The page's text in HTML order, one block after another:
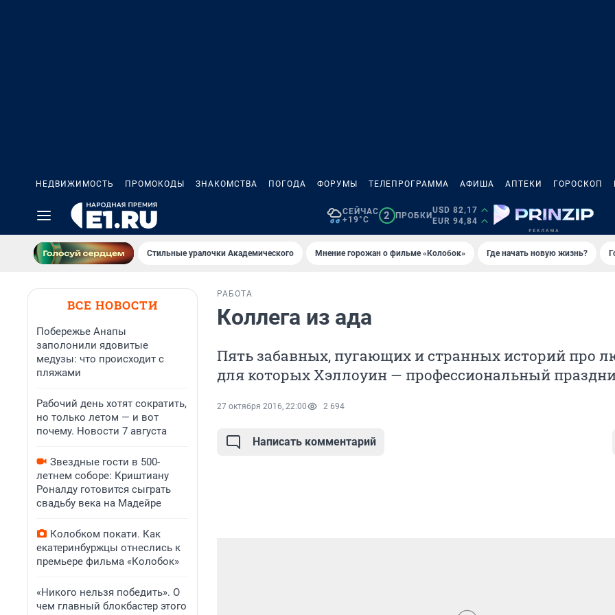
НЕДВИЖИМОСТЬ ПРОМОКОДЫ ЗНАКОМСТВА ПОГОДА ФОРУМЫ ТЕЛЕПРОГРАММА АФИША АПТЕКИ ГОРОСКОП
СЕЙЧАС
+19°C
2 ПРОБКИ
USD 82,17
EUR 94,84
Стильные уралочки Академического Мнение горожан о фильме «Колобок» Где начать новую жизнь?
ВСЕ НОВОСТИ
Побережье Анапы
заполонили ядовитые
медузы: что происходит с
пляжами
Рабочий день хотят сократить,
но только летом — и вот
почему. Новости 7 августа
Звездные гости в 500-
летнем соборе: Криштиану
Роналду готовится сыграть
свадьбу века на Мадейре
Колобком покати. Как
екатеринбуржцы отнеслись к
премьере фильма «Колобок»
«Никого нельзя победить». О
чем главный блокбастер этого
РАБОТА
Коллега из ада
Пять забавных, пугающих и странных историй про
для которых Хэллоуин — профессиональный
27 октября 2016, 22:00 2 694
Написать комментарий